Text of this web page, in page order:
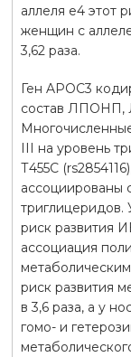
аллеля е4 этот
женщин с
3,62 раза.
Ген APOC3
состав ЛПОНП,
III на уровень
Т455С
ассоциированы
триглицеридов.
риск развития
ассоциация
риск развития
в 3,6 раза, а у
гомо- и